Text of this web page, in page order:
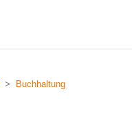
Buchhaltung